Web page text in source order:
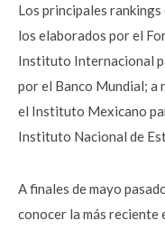
Los principales
los elaborados por el
Instituto Internacional
por el Banco Mundial; a
el Instituto Mexicano
Instituto Nacional de
A finales de mayo
conocer la más reciente